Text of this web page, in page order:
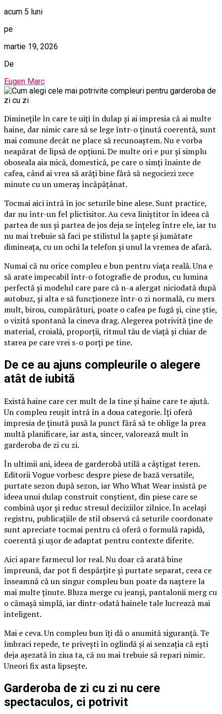
acum 5 luni
pe
martie 19, 2026
De
Eugen Marc
Diminețile în care te uiți în dulap și ai impresia că ai multe
haine, dar nimic care să se lege într-o ținută coerentă, sunt
mai comune decât ne place să recunoaștem. Nu e vorba
neapărat de lipsă de opțiuni. De multe ori e pur și simplu
oboseala aia mică, domestică, pe care o simți înainte de
cafea, când ai vrea să arăți bine fără să negociezi zece
minute cu un umeraș încăpățânat.
Tocmai aici intră în joc seturile bine alese. Sunt practice,
dar nu într-un fel plictisitor. Au ceva liniștitor în ideea că
partea de sus și partea de jos deja se înțeleg între ele, iar tu
nu mai trebuie să faci pe stilistul la șapte și jumătate
dimineața, cu un ochi la telefon și unul la vremea de afară.
Numai că nu orice compleu e bun pentru viața reală. Una e
să arate impecabil într-o fotografie de produs, cu lumina
perfectă și modelul care pare că n-a alergat niciodată după
autobuz, și alta e să funcționeze într-o zi normală, cu mers
mult, birou, cumpărături, poate o cafea pe fugă și, cine știe,
o vizită spontană la cineva drag. Alegerea potrivită ține de
material, croială, proporții, ritmul tău de viață și chiar de
starea pe care vrei s-o porți pe tine.
De ce au ajuns compleurile o alegere
atât de iubită
Există haine care cer mult de la tine și haine care te ajută.
Un compleu reușit intră în a doua categorie. Îți oferă
impresia de ținută pusă la punct fără să te oblige la prea
multă planificare, iar asta, sincer, valorează mult în
garderoba de zi cu zi.
În ultimii ani, ideea de garderobă utilă a câștigat teren.
Editorii Vogue vorbesc despre piese de bază versatile,
purtate sezon după sezon, iar Who What Wear insistă pe
ideea unui dulap construit conștient, din piese care se
combină ușor și reduc stresul deciziilor zilnice. În același
registru, publicațiile de stil observă că seturile coordonate
sunt apreciate tocmai pentru că oferă o formulă rapidă,
coerentă și ușor de adaptat pentru contexte diferite.
Aici apare farmecul lor real. Nu doar că arată bine
împreună, dar pot fi despărțite și purtate separat, ceea ce
înseamnă că un singur compleu bun poate da naștere la
mai multe ținute. Bluza merge cu jeanși, pantalonii merg cu
o cămașă simplă, iar dintr-odată hainele tale lucrează mai
inteligent.
Mai e ceva. Un compleu bun îți dă o anumită siguranță. Te
îmbraci repede, te privești în oglindă și ai senzația că ești
deja așezată în ziua ta, că nu mai trebuie să repari nimic.
Uneori fix asta lipsește.
Garderoba de zi cu zi nu cere
spectaculos, ci potrivit